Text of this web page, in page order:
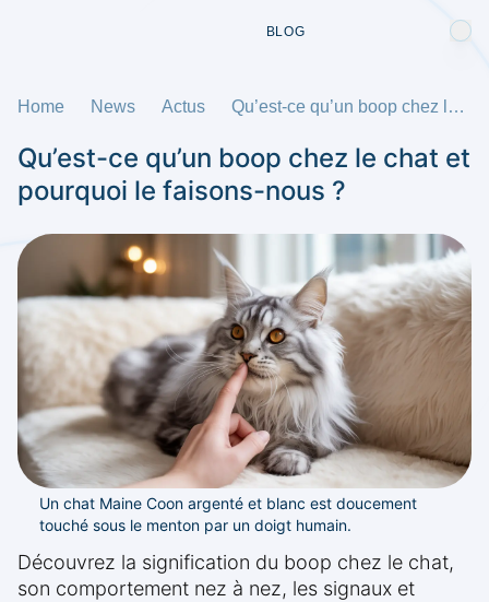
BLOG
Home News Actus Qu’est-ce qu’un boop chez le chat et pourquoi le faisons-nous ?
Qu’est-ce qu’un boop chez le chat et
pourquoi le faisons-nous ?
Un chat Maine Coon argenté et blanc est doucement
touché sous le menton par un doigt humain.
Découvrez la signification du boop chez le chat,
son comportement nez à nez, les signaux et